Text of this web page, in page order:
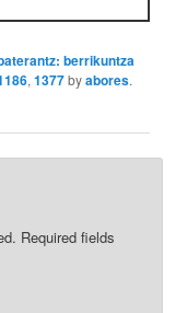
berrikuntza
,1377byabores.
Required fields